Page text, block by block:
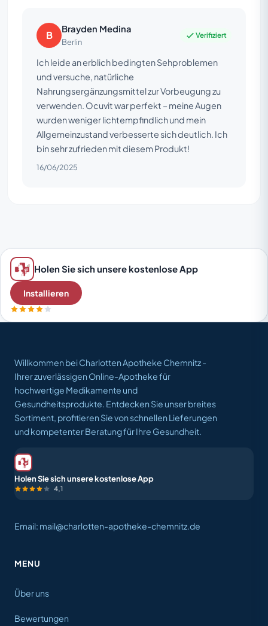
B Brayden Medina
Berlin
Verifiziert
Ich leide an erblich bedingten Sehproblemen
und versuche, natürliche
Nahrungsergänzungsmittel zur Vorbeugung zu
verwenden. Ocuvit war perfekt – meine Augen
wurden weniger lichtempfindlich und mein
Allgemeinzustand verbesserte sich deutlich. Ich
bin sehr zufrieden mit diesem Produkt!
16/06/2025
Holen Sie sich unsere kostenlose App
Installieren
Willkommen bei Charlotten Apotheke Chemnitz -
Ihrer zuverlässigen Online-Apotheke für
hochwertige Medikamente und
Gesundheitsprodukte. Entdecken Sie unser breites
Sortiment, profitieren Sie von schnellen Lieferungen
und kompetenter Beratung für Ihre Gesundheit.
Holen Sie sich unsere kostenlose App
4,1
Email: mail@charlotten-apotheke-chemnitz.de
MENU
Über uns
Bewertungen